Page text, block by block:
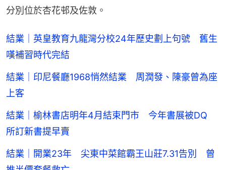
分別位於杏花邨及佐敦。
結業｜英皇教育九龍灣分校24年歷史劃上句號 舊生
嘆補習時代完結
結業｜印尼餐廳1968悄然結業 周潤發、陳豪曾為座
上客
結業｜榆林書店明年4月結束門市 今年書展被DQ
所訂新書提早賣
結業｜開業23年 尖東中菜館霸王山莊7.31告別 曾